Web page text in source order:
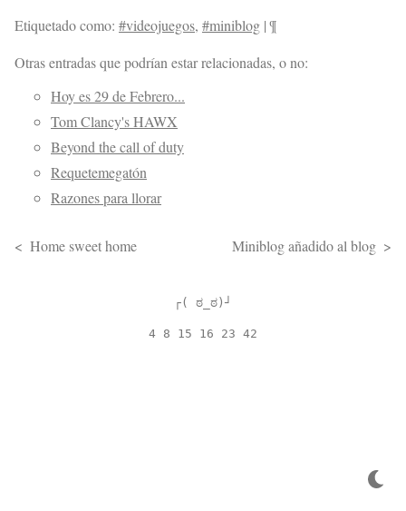
Etiquetado como: #videojuegos, #miniblog |¶
Otras entradas que podrían estar relacionadas, o no:
Hoy es 29 de Febrero...
Tom Clancy's HAWX
Beyond the call of duty
Requetemegatón
Razones para llorar
Home sweet home Miniblog añadido al blog
┌( ಠ_ಠ)┘
4 8 15 16 23 42